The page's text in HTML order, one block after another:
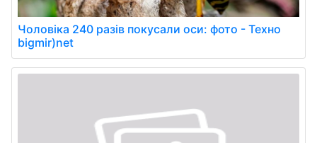
Чоловіка 240 разів покусали оси: фото - Техно
bigmir)net